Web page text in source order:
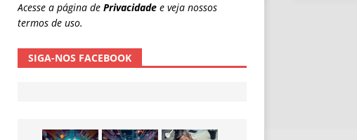
Acesse a página de Privacidade e veja nossos
termos de uso.
SIGA-NOS FACEBOOK